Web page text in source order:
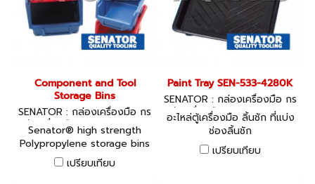
Component and Tool
Storage Bins
SENATOR : กล่องเครื่องมือ กร
ะเป๋าเครื่องมือ Senator® Com
ponent and Tool Storage Bi
ns
Senator® high strength
Polypropylene storage bins
are designed to solve your
storage problems, they are
เปรียบเทียบ
Paint Tray SEN-533-4280K
SENATOR : กล่องเครื่องมือ กร
ะเป๋าเครื่องมือ SEN-533-4280
K
อะไหล่ตู้เครื่องมือ ลิ้นชัก ที่แบ่ง
ช่องลิ้นชัก
เปรียบเทียบ